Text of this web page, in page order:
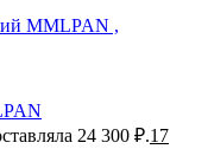
24 300 ₽.17